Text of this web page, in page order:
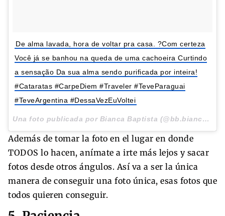
De alma lavada, hora de voltar pra casa. ?Com certeza
Você já se banhou na queda de uma cachoeira Curtindo
a sensação Da sua alma sendo purificada por inteira!
#Cataratas #CarpeDiem #Traveler #TeveParaguai
#TeveArgentina #DessaVezEuVoltei
Una foto publicada por Bianca Baptista (@bb.biancabaptista) el
Además de tomar la foto en el lugar en donde
TODOS lo hacen, anímate a irte más lejos y sacar
fotos desde otros ángulos. Así va a ser la única
manera de conseguir una foto única, esas fotos que
todos quieren conseguir.